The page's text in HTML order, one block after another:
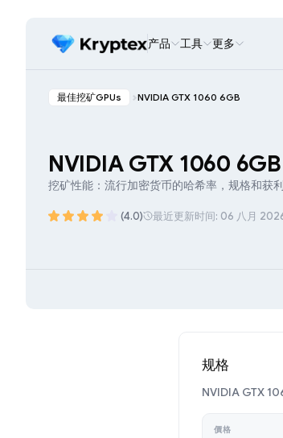
产品 工具 更多
最佳挖矿GPUs NVIDIA GTX 1060 6GB
NVIDIA GTX 1060 6GB
挖矿性能：流行加密货币的哈希率，规格和获利
(4.0) 最近更新时间: 06 八月
规格
NVIDIA GTX
價格